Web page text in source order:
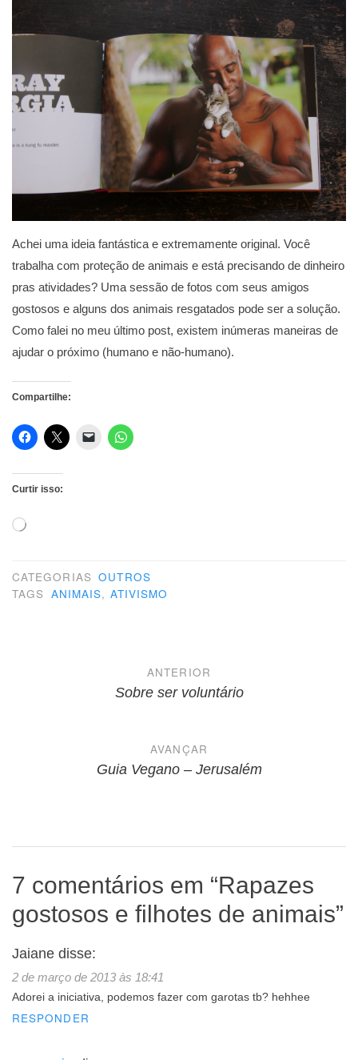
Achei uma ideia fantástica e extremamente original. Você
trabalha com proteção de animais e está precisando de dinheiro
pras atividades? Uma sessão de fotos com seus amigos
gostosos e alguns dos animais resgatados pode ser a solução.
Como falei no meu último post, existem inúmeras maneiras de
ajudar o próximo (humano e não-humano).
Compartilhe:
Curtir isso:
Carregando...
CATEGORIAS OUTROS
TAGS ANIMAIS, ATIVISMO
NavegaçãoANTERIOR
Sobre ser voluntário
AVANÇAR
Guia Vegano – Jerusalém
7 comentários em “Rapazes
gostosos e filhotes de animais”
Jaiane disse:
2 de março de 2013 às 18:41
Adorei a iniciativa, podemos fazer com garotas tb? hehhee
RESPONDER